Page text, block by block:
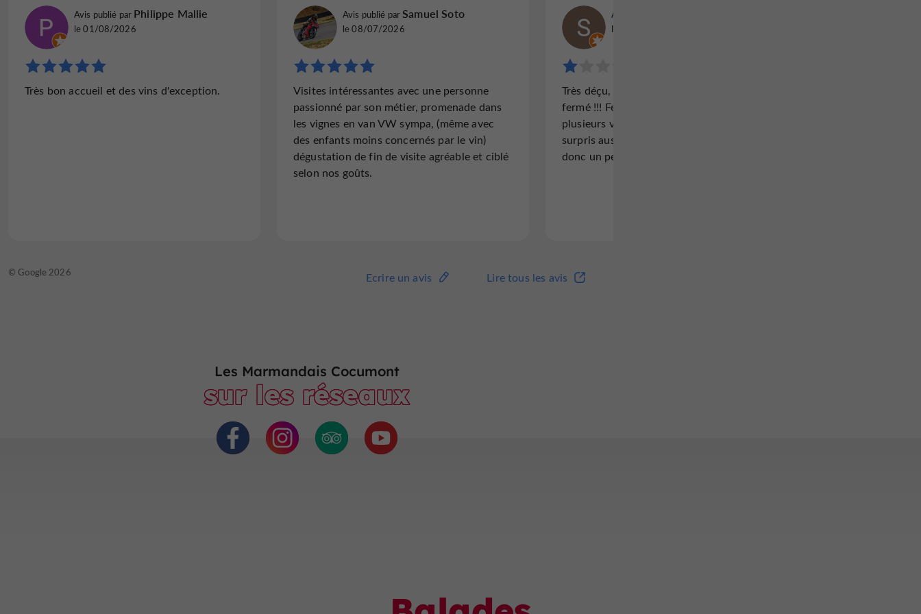
Avis publié par Philippe Mallie
le 01/08/2026
Très bon accueil et des vins d'exception.
Avis publié par Samuel Soto
le 08/07/2026
Visites intéressantes avec une personne
passionné par son métier, promenade dans
les vignes en van VW sympa, (même avec
des enfants moins concernés par le vin)
dégustation de fin de visite agréable et ciblé
selon nos goûts.
Avis publié par
le 16/05/2026
Très déçu, j'y suis allé un samedi et c'était
fermé !!! Fermé le samedi !! Il y avait
plusieurs voitures qui se sont arrêtées,
surpris aussi. Moins de vente de vin, c'est
donc un peu normal.
Lire tous les avis
Ecrire un avis
© Google 2026
Avis publié parN995RIandrea
le 21/05/2024
"CONSEILS TRES PROFESSIONNELS"
Ne connaissant pas les vins de la région,
Avis publié partoytoy2018
Huddersfield, Royaume-Uni, le 28/08/2020
"Très bon accueil"
Boutique avec large choix de vins : rouge,
blanc, rosé Qualité / prix correct Accueil
sympathique et convivial Dégustation
gratuite des vins marmandais Je
recommande ce lieu!
Avis publié par
Douai, France, le 15/07/2020
"Randonnée vigneronne"
Très belle randonnée de 5 km, avec les
explications du vigneron (très intéressant) et
dégustation sympa des produits locaux.
Prévoyez quelque chose à boire pour les
enfants.
Lire tous les avis
Ecrire un avis
© TripAdvisor 2026
Les Marmandais Cocumont
sur les réseaux